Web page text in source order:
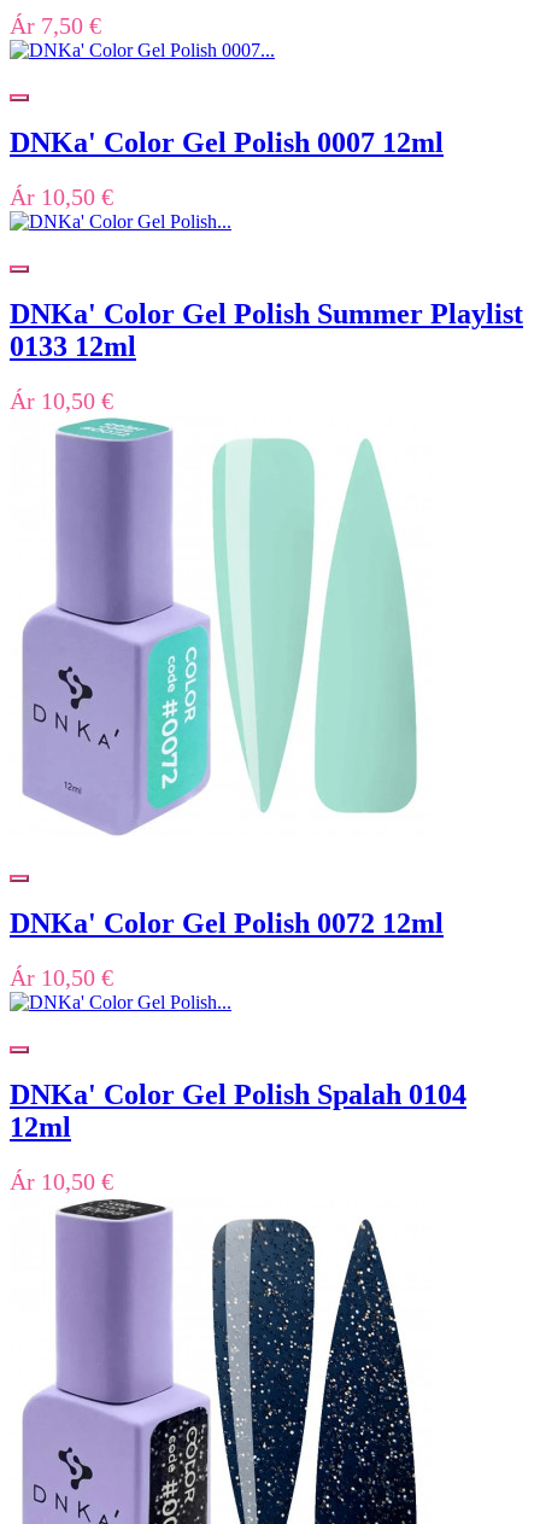
Ár 7,50 €
DNKa' Color Gel Polish 0007 12ml
Ár 10,50 €
DNKa' Color Gel Polish Summer Playlist
0133 12ml
Ár 10,50 €
DNKa' Color Gel Polish 0072 12ml
Ár 10,50 €
DNKa' Color Gel Polish Spalah 0104
12ml
Ár 10,50 €